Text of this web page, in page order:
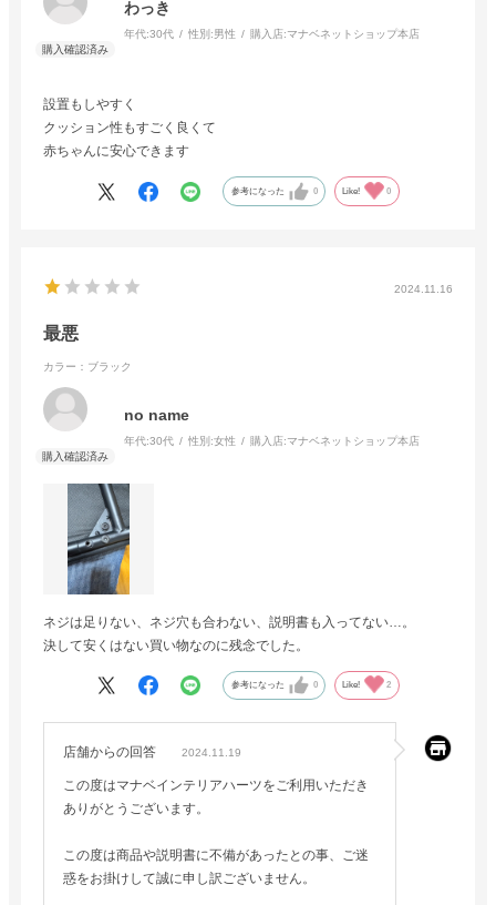
わっき
年代:30代 性別:男性 購入店:マナベネットショップ本店
設置もしやすく
クッション性もすごく良くて
赤ちゃんに安心できます
参考になった 0 Like! 0
2024.11.16
最悪
カラー：ブラック
no name
年代:30代 性別:女性 購入店:マナベネットショップ本店
ネジは足りない、ネジ穴も合わない、説明書も入ってない…。
決して安くはない買い物なのに残念でした。
参考になった 0 Like! 2
店舗からの回答 2024.11.19
この度はマナベインテリアハーツをご利用いただき
ありがとうございます。
この度は商品や説明書に不備があったとの事、ご迷
惑をお掛けして誠に申し訳ございません。